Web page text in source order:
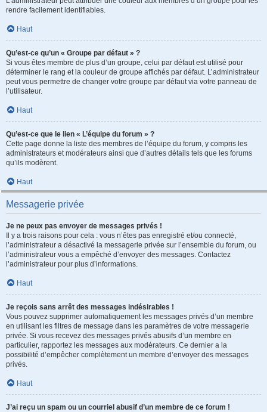
rendre facilement identifiables.
Haut
Qu’est-ce qu’un « Groupe par défaut » ?
Si vous êtes membre de plus d’un groupe, celui par défaut est utilisé pour
déterminer le rang et la couleur de groupe affichés par défaut. L’administrateur
peut vous permettre de changer votre groupe par défaut via votre panneau de
l’utilisateur.
Haut
Qu’est-ce que le lien « L’équipe du forum » ?
Cette page donne la liste des membres de l’équipe du forum, y compris les
administrateurs et modérateurs ainsi que d’autres détails tels que les forums
qu’ils modèrent.
Haut
Messagerie privée
Je ne peux pas envoyer de messages privés !
Il y a trois raisons pour cela : vous n’êtes pas enregistré et/ou connecté,
l’administrateur a désactivé la messagerie privée sur l’ensemble du forum, ou
l’administrateur vous a empêché d’envoyer des messages. Contactez
l’administrateur pour plus d’informations.
Haut
Je reçois sans arrêt des messages indésirables !
Vous pouvez supprimer automatiquement les messages privés d’un membre
en utilisant les filtres de message dans les paramètres de votre messagerie
privée. Si vous recevez des messages privés abusifs d’un membre en
particulier, rapportez les messages aux modérateurs. Ce dernier a la
possibilité d’empêcher complètement un membre d’envoyer des messages
privés.
Haut
J’ai reçu un spam ou un courriel abusif d’un membre de ce forum !